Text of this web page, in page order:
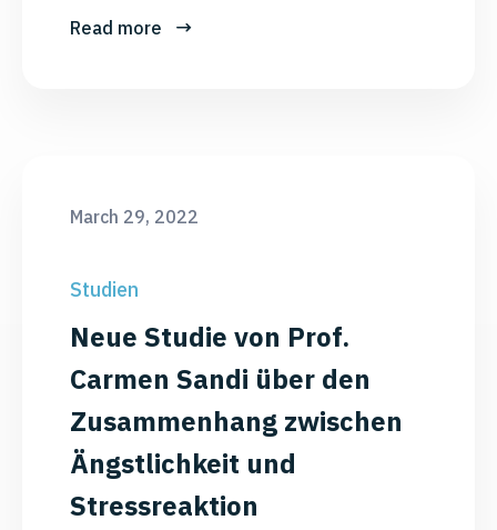
Read more
March 29, 2022
Studien
Neue Studie von Prof.
Carmen Sandi über den
Zusammenhang zwischen
Ängstlichkeit und
Stressreaktion